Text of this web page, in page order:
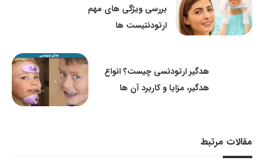
بررسی ویژگی های مهم
ارتودنتیست ها
هدگیر ارتودنسی چیست؟ انواع
هدگیر، مزایا و کاربرد آن ها
مقالات مرتبط